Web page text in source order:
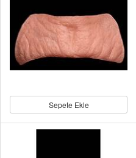
Sepete Ekle